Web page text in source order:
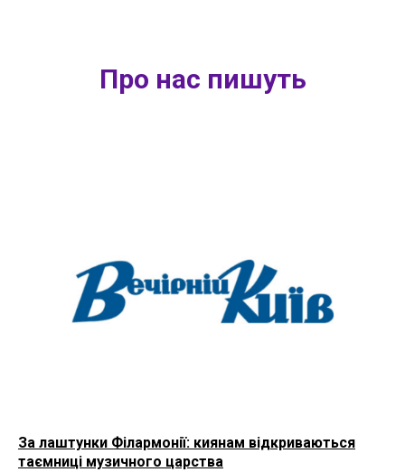
Про нас пишуть
За лаштунки Філармонії: киянам відкриваються
таємниці музичного царства